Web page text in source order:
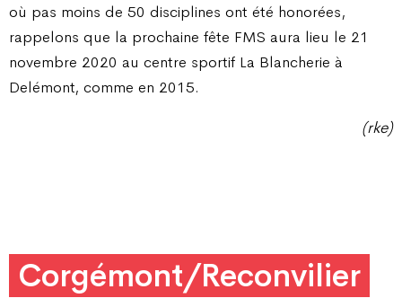
où pas moins de 50 disciplines ont été honorées,
rappelons que la prochaine fête FMS aura lieu le 21
novembre 2020 au centre sportif La Blancherie à
Delémont, comme en 2015.
(rke)
Corgémont/Reconvilier